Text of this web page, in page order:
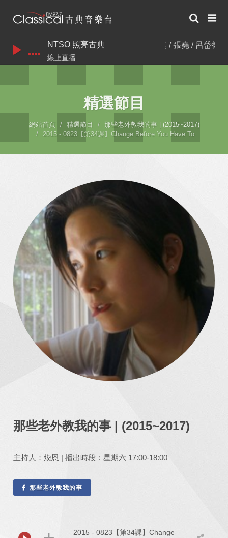
NTSO 照亮古典 吳毓庭 / 張堯 / 呂岱衛 /
線上直播